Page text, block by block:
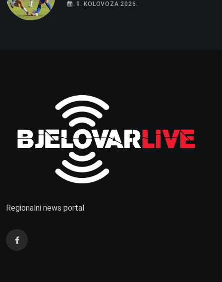
9. KOLOVOZA 2026.
Regionalni news portal